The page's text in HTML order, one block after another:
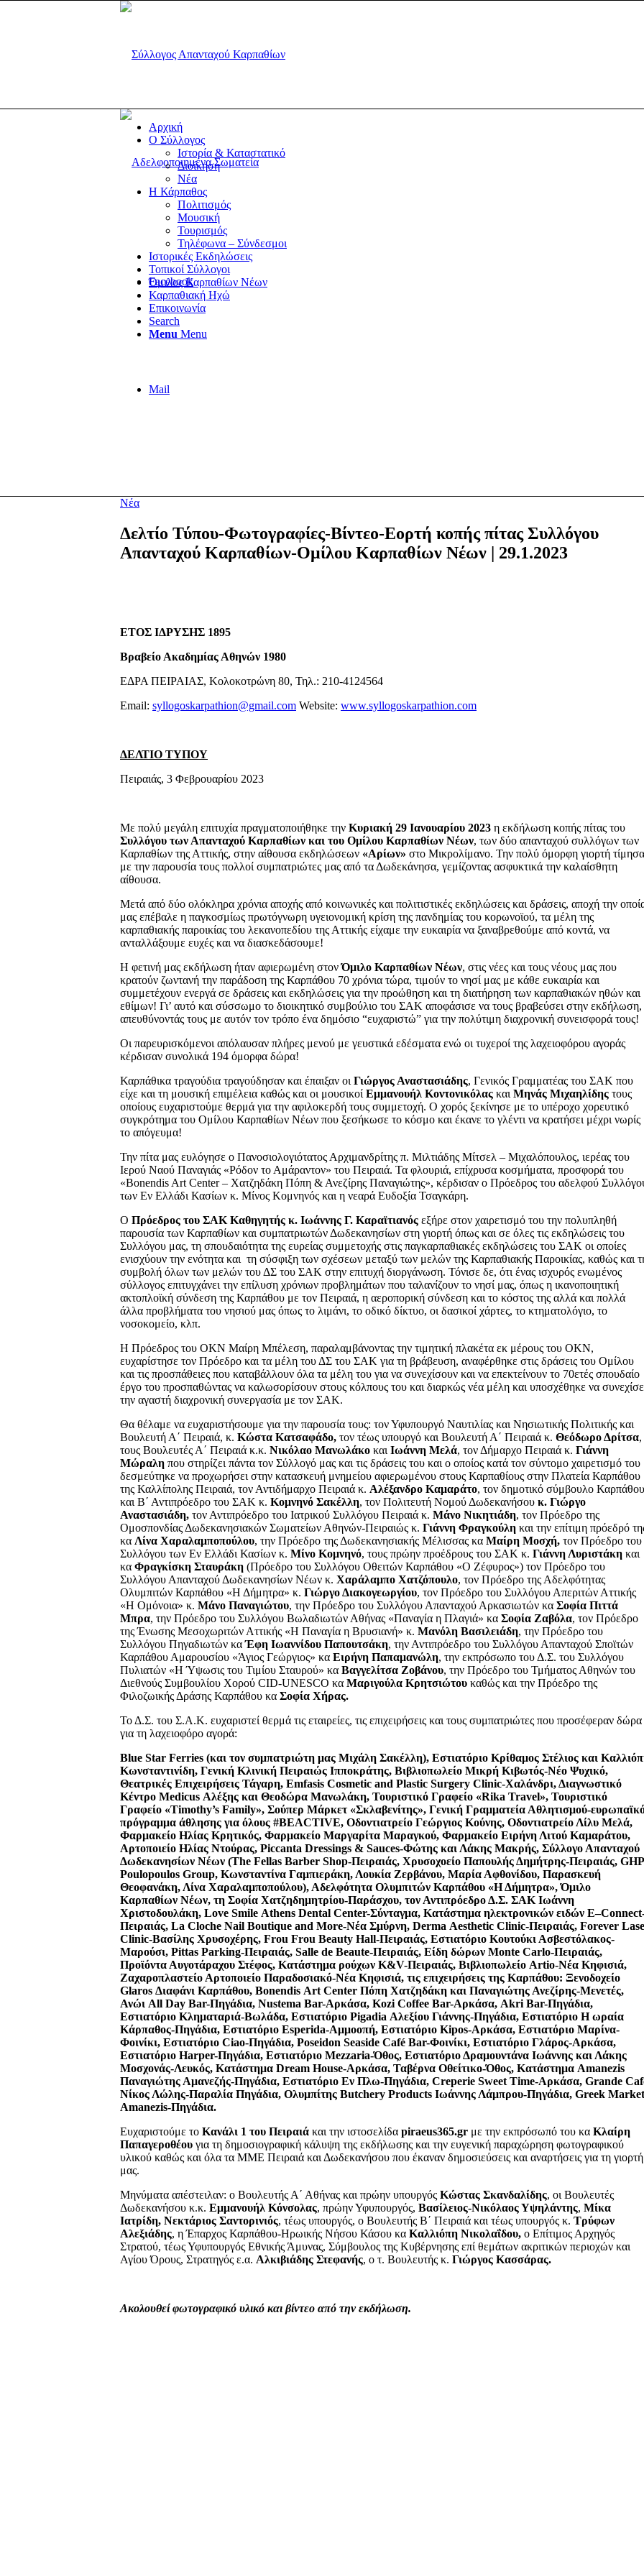
Facebook
Mail
Αρχική
Ο Σύλλογος
Ιστορία & Καταστατικό
Διοίκηση
Νέα
Η Κάρπαθος
Πολιτισμός
Μουσική
Τουρισμός
Τηλέφωνα – Σύνδεσμοι
Ιστορικές Εκδηλώσεις
Τοπικοί Σύλλογοι
Όμιλος Καρπαθίων Νέων
Καρπαθιακή Ηχώ
Επικοινωνία
Search
Menu Menu
Νέα
Δελτίο Τύπου-Φωτογραφίες-Βίντεο-Εορτή κοπής πίτας Συλλόγου
Απανταχού Καρπαθίων-Ομίλου Καρπαθίων Νέων | 29.1.2023
ΕΤΟΣ ΙΔΡΥΣΗΣ 1895
Βραβείο Ακαδημίας Αθηνών 1980
ΕΔΡΑ ΠΕΙΡΑΙΑΣ, Κολοκοτρώνη 80, Τηλ.: 210-4124564
Email: syllogoskarpathion@gmail.com Website: www.syllogoskarpathion.com
ΔΕΛΤΙΟ ΤΥΠΟΥ
Πειραιάς, 3 Φεβρουαρίου 2023
Με πολύ μεγάλη επιτυχία πραγματοποιήθηκε την Κυριακή 29 Ιανουαρίου 2023 η εκδήλωση κοπής πίτας του
Συλλόγου των Απανταχού Καρπαθίων και του Ομίλου Καρπαθίων Νέων, των δύο απανταχού συλλόγων των
Καρπαθίων της Αττικής, στην αίθουσα εκδηλώσεων «Αρίων» στο Μικρολίμανο. Την πολύ όμορφη γιορτή
με την παρουσία τους πολλοί συμπατριώτες μας από τα Δωδεκάνησα, γεμίζοντας ασφυκτικά την καλαίσθητη
αίθουσα.
Μετά από δύο ολόκληρα χρόνια αποχής από κοινωνικές και πολιτιστικές εκδηλώσεις και δράσεις, αποχή την
μας επέβαλε η παγκοσμίως πρωτόγνωρη υγειονομική κρίση της πανδημίας του κορωνοϊού, τα μέλη της
καρπαθιακής παροικίας του λεκανοπεδίου της Αττικής είχαμε την ευκαιρία να ξαναβρεθούμε από κοντά, να
ανταλλάξουμε ευχές και να διασκεδάσουμε!
Η φετινή μας εκδήλωση ήταν αφιερωμένη στονΌμιλο Καρπαθίων Νέων, στις νέες και τους νέους μας που
κρατούν ζωντανή την παράδοση της Καρπάθου 70 χρόνια τώρα, τιμούν το νησί μας με κάθε ευκαιρία και
συμμετέχουν ενεργά σε δράσεις και εκδηλώσεις για την προώθηση και τη διατήρηση των καρπαθιακών ηθών και
εθίμων! Γι’ αυτό και σύσσωμο το διοικητικό συμβούλιο του ΣΑΚ αποφάσισε να τους βραβεύσει στην εκδήλωση,
απευθύνοντάς τους με αυτόν τον τρόπο ένα δημόσιο “ευχαριστώ” για την πολύτιμη διαχρονική συνεισφορά τους!
Οι παρευρισκόμενοι απόλαυσαν πλήρες μενού με γευστικά εδέσματα ενώ οι τυχεροί της λαχειοφόρου αγοράς
κέρδισαν συνολικά 194 όμορφα δώρα!
Καρπάθικα τραγούδια τραγούδησαν και έπαιξαν οι Γιώργος Αναστασιάδης, Γενικός Γραμματέας του ΣΑΚ που
είχε και τη μουσική επιμέλεια καθώς και οι μουσικοί Εμμανουήλ Κοντονικόλας και Μηνάς Μιχαηλίδης τους
οποίους ευχαριστούμε θερμά για την αφιλοκερδή τους συμμετοχή. Ο χορός ξεκίνησε με το υπέροχο χορευτικό
συγκρότημα του Ομίλου Καρπαθίων Νέων που ξεσήκωσε το κόσμο και έκανε το γλέντι να κρατήσει μέχρι νωρίς
το απόγευμα!
Την πίτα μας ευλόγησε ο Πανοσιολογιότατος Αρχιμανδρίτης π. Μιλτιάδης Μίτσελ – Μιχαλόπουλος, ιερέας του
Ιερού Ναού Παναγιάς «Ρόδον το Αμάραντον» του Πειραιά. Τα φλουριά, επίχρυσα κοσμήματα, προσφορά του
«Bonendis Art Center – Χατζηδάκη Πόπη & Ανεζίρης Παναγιώτης», κέρδισαν ο Πρόεδρος του αδελφού
των Εν Ελλάδι Κασίων κ. Μίνος Κομνηνός και η νεαρά Ευδοξία Τσαγκάρη.
Ο Πρόεδρος του ΣΑΚ Καθηγητής κ. Ιωάννης Γ. Καραϊτιανός εξήρε στον χαιρετισμό του την πολυπληθή
παρουσία των Καρπαθίων και συμπατριωτών Δωδεκανησίων στη γιορτή όπως και σε όλες τις εκδηλώσεις του
Συλλόγου μας, τη σπουδαιότητα της ευρείας συμμετοχής στις παγκαρπαθιακές εκδηλώσεις του ΣΑΚ οι οποίες
ενισχύουν την ενότητα και τη σύσφιξη των σχέσεων μεταξύ των μελών της Καρπαθιακής Παροικίας, καθώς και
συμβολή όλων των μελών του ΔΣ του ΣΑΚ στην επιτυχή διοργάνωση. Τόνισε δε, ότι ένας ισχυρός ενωμένος
σύλλογος επιτυγχάνει την επίλυση χρόνιων προβλημάτων που ταλανίζουν το νησί μας, όπως η ικανοποιητική
ακτοπλοϊκή σύνδεση της Καρπάθου με τον Πειραιά, η αεροπορική σύνδεση και το κόστος της αλλά και πολλά
άλλα προβλήματα του νησιού μας όπως το λιμάνι, το οδικό δίκτυο, οι δασικοί χάρτες, το κτηματολόγιο, το
νοσοκομείο, κλπ.
Η Πρόεδρος του ΟΚΝ Μαίρη Μπέλεση, παραλαμβάνοντας την τιμητική πλακέτα εκ μέρους του ΟΚΝ,
ευχαρίστησε τον Πρόεδρο και τα μέλη του ΔΣ του ΣΑΚ για τη βράβευση, αναφέρθηκε στις δράσεις του Ομίλου
και τις προσπάθειες που καταβάλλουν όλα τα μέλη του για να συνεχίσουν και να επεκτείνουν το 70ετές σπουδαίο
έργο του προσπαθώντας να καλωσορίσουν στους κόλπους του και διαρκώς νέα μέλη και υποσχέθηκε να
την αγαστή διαχρονική συνεργασία με τον ΣΑΚ.
Θα θέλαμε να ευχαριστήσουμε για την παρουσία τους: τον Υφυπουργό Ναυτιλίας και Νησιωτικής Πολιτικής και
Βουλευτή Α΄ Πειραιά, κ. Κώστα Κατσαφάδο, τον τέως υπουργό και Βουλευτή Α΄ Πειραιά κ. Θεόδωρο Δρίτσα,
τους Βουλευτές Α΄ Πειραιά κ.κ. Νικόλαο Μανωλάκο και Ιωάννη Μελά, τον Δήμαρχο Πειραιά κ. Γιάννη
Μώραλη που στηρίζει πάντα τον Σύλλογό μας και τις δράσεις του και ο οποίος κατά τον σύντομο χαιρετισμό του
δεσμεύτηκε να προχωρήσει στην κατασκευή μνημείου αφιερωμένου στους Καρπαθίους στην Πλατεία Καρπάθου
της Καλλίπολης Πειραιά, τον Αντιδήμαρχο Πειραιά κ. Αλέξανδρο Καμαράτο, τον δημοτικό σύμβουλο Καρπάθου
και Β΄ Αντιπρόεδρο του ΣΑΚ κ. Κομνηνό Σακέλλη, τον Πολιτευτή Νομού Δωδεκανήσου κ. Γιώργο
Αναστασιάδη, τον Αντιπρόεδρο του Ιατρικού Συλλόγου Πειραιά κ. Μάνο Νικητιάδη, τον Πρόεδρο της
Ομοσπονδίας Δωδεκανησιακών Σωματείων Αθηνών-Πειραιώς κ. Γιάννη Φραγκούλη και την επίτιμη πρόεδρό
κα Λίνα Χαραλαμποπούλου, την Πρόεδρο της Δωδεκανησιακής Μέλισσας κα Μαίρη Μοσχή, τον Πρόεδρο του
Συλλόγου των Εν Ελλάδι Κασίων κ. Μίνο Κομνηνό, τους πρώην προέδρους του ΣΑΚ κ. Γιάννη Λυριστάκη και
κα Φραγκίσκη Σταυράκη (Πρόεδρο του Συλλόγου Οθειτών Καρπάθου «Ο Ζέφυρος») τον Πρόεδρο του
Συλλόγου Απανταχού Δωδεκανησίων Νέων κ. Χαράλαμπο Χατζόπουλο, τον Πρόεδρο της Αδελφότητας
Ολυμπιτών Καρπάθου «Η Δήμητρα» κ. Γιώργο Διακογεωργίου, τον Πρόεδρο του Συλλόγου Απεριτών Αττικής
«Η Ομόνοια» κ. Μάνο Παναγιώτου, την Πρόεδρο του Συλλόγου Απανταχού Αρκασιωτών κα Σοφία Πιττά
Μπρα, την Πρόεδρο του Συλλόγου Βωλαδιωτών Αθήνας «Παναγία η Πλαγιά» κα Σοφία Ζαβόλα, τον Πρόεδρο
της Ένωσης Μεσοχωριτών Αττικής «Η Παναγία η Βρυσιανή» κ. Μανόλη Βασιλειάδη, την Πρόεδρο του
Συλλόγου Πηγαδιωτών καΈφη Ιωαννίδου Παπουτσάκη, την Αντιπρόεδρο του Συλλόγου Απανταχού Σποϊτών
Καρπάθου Αμαρουσίου «Άγιος Γεώργιος» κα Ειρήνη Παπαμανώλη, την εκπρόσωπο του Δ.Σ. του Συλλόγου
Πυλιατών «Η Ύψωσις του Τιμίου Σταυρού» κα Βαγγελίτσα Ζοβάνου, την Πρόεδρο του Τμήματος Αθηνών του
Διεθνούς Συμβουλίου Χορού CID-UNESCO κα Μαριγούλα Κρητσιώτου καθώς και την Πρόεδρο της
Φιλοζωικής Δράσης Καρπάθου κα Σοφία Χήρας.
Το Δ.Σ. του Σ.Α.Κ. ευχαριστεί θερμά τις εταιρείες, τις επιχειρήσεις και τους συμπατριώτες που προσέφεραν δώρα
για τη λαχειοφόρο αγορά:
Blue Star Ferries (και τον συμπατριώτη μας Μιχάλη Σακέλλη), Εστιατόριο Κρίθαμος Στέλιος και
Κωνσταντινίδη, Γενική Κλινική Πειραιώς Ιπποκράτης, Βιβλιοπωλείο Μικρή Κιβωτός-Νέο Ψυχικό,
Θεατρικές Επιχειρήσεις Τάγαρη, Emfasis Cosmetic and Plastic Surgery Clinic-Χαλάνδρι, Διαγνωστικό
Κέντρο Medicus Αλέξης και Θεοδώρα Μανωλάκη, Τουριστικό Γραφείο «Rika Travel», Τουριστικό
Γραφείο «Timothy’s Family», Σούπερ Μάρκετ «Σκλαβενίτης», Γενική Γραμματεία Αθλητισμού-
πρόγραμμα άθλησης για όλους #BEACTIVE, Οδοντιατρείο Γεώργιος Κούνης, Οδοντιατρείο Λίλυ Μελά,
Φαρμακείο Ηλίας Κρητικός, Φαρμακείο Μαργαρίτα Μαραγκού, Φαρμακείο Ειρήνη Λιτού Καμαράτου,
Αρτοποιείο Ηλίας Ντούρας, Piccanta Dressings & Sauces-Φώτης και Λάκης Μακρής, Σύλλογο Απανταχού
Δωδεκανησίων Νέων (The Fellas Barber Shop-Πειραιάς, Χρυσοχοείο Παπουλής Δημήτρης-Πειραιάς, GHP
Poulopoulos Group, Κωνσταντίνα Γαμπιεράκη, Λουκία Ζερβάνου, Μαρία Αφθονίδου, Παρασκευή
Θεοφανάκη, Λίνα Χαραλαμποπούλου), Αδελφότητα Ολυμπιτών Καρπάθου «Η Δήμητρα», Όμιλο
Καρπαθίων Νέων, τη Σοφία Χατζηδημητρίου-Παράσχου, τον Αντιπρόεδρο Δ.Σ. ΣΑΚ Ιωάννη
Χριστοδουλάκη, Love Smile Athens Dental Center-Σύνταγμα, Κατάστημα ηλεκτρονικών ειδών E–Connect
Πειραιάς, La Cloche Nail Boutique and More-Νέα Σμύρνη, Derma Aesthetic Clinic-Πειραιάς, Forever
Clinic-Βασίλης Χρυσοχέρης, Frou Frou Beauty Hall-Πειραιάς, Εστιατόριο Κουτούκι Ασβεστόλακος-
Μαρούσι, Pittas Parking-Πειραιάς, Salle de Beaute-Πειραιάς, Είδη δώρων Monte Carlo-Πειραιάς,
Προϊόντα Αυγοτάραχου Στέφος, Κατάστημα ρούχων K&V-Πειραιάς, Βιβλιοπωλείο Artio-Νέα Κηφισιά,
Ζαχαροπλαστείο Αρτοποιείο Παραδοσιακό-Νέα Κηφισιά, τις επιχειρήσεις της Καρπάθου: Ξενοδοχείο
Glaros Διαφάνι Καρπάθου, Bonendis Art Center Πόπη Χατζηδάκη και Παναγιώτης Ανεζίρης-Μενετές,
Ανώι All Day Bar-Πηγάδια, Nustema Bar-Αρκάσα, Kozi Coffee Bar-Αρκάσα, Akri Bar-Πηγάδια,
Εστιατόριο Κληματαριά-Βωλάδα, Εστιατόριο Pigadia Αλεξίου Γιάννης-Πηγάδια, Εστιατόριο Η ωραία
Κάρπαθος-Πηγάδια, Εστιατόριο Esperida-Αμμοοπή, Εστιατόριο Kipos-Αρκάσα, Εστιατόριο Μαρίνα-
Φοινίκι, Εστιατόριο Ciao-Πηγάδια, Poseidon Seaside Café Bar-Φοινίκι, Εστιατόριο Γλάρος-Αρκάσα,
Εστιατόριο Harper-Πηγάδια, Εστιατόριο Mezzaria-Όθος, Εστιατόριο Δραμουντάνα Ιωάννης και Λάκης
Μοσχονάς-Λευκός, Κατάστημα Dream House-Αρκάσα, Ταβέρνα Οθείτικο-Όθος, Κατάστημα Amanezis
Παναγιώτης Αμανεζής-Πηγάδια, Εστιατόριο Εν Πλω-Πηγάδια, Creperie Sweet Time-Αρκάσα, Grande Caf
Νίκος Λώλης-Παραλία Πηγάδια, Ολυμπίτης Butchery Products Ιωάννης Λάμπρου-Πηγάδια, Greek Market
Amanezis-Πηγάδια.
Ευχαριστούμε το Κανάλι 1 του Πειραιά και την ιστοσελίδα piraeus365.gr με την εκπρόσωπό του κα Κλαίρη
Παπαγεροθέου για τη δημοσιογραφική κάλυψη της εκδήλωσης και την ευγενική παραχώρηση φωτογραφικού
υλικού καθώς και όλα τα ΜΜΕ Πειραιά και Δωδεκανήσου που έκαναν δημοσιεύσεις και αναρτήσεις για τη γιορτή
μας.
Μηνύματα απέστειλαν: ο Βουλευτής Α΄ Αθήνας και πρώην υπουργός Κώστας Σκανδαλίδης, οι Βουλευτές
Δωδεκανήσου κ.κ. Εμμανουήλ Κόνσολας, πρώην Υφυπουργός, Βασίλειος-Νικόλαος Υψηλάντης, Μίκα
Ιατρίδη, Νεκτάριος Σαντορινιός, τέως υπουργός, ο Βουλευτής Β΄ Πειραιά και τέως υπουργός κ. Τρύφων
Αλεξιάδης, η Έπαρχος Καρπάθου-Ηρωικής Νήσου Κάσου κα Καλλιόπη Νικολαΐδου, ο Επίτιμος Αρχηγός
Στρατού, τέως Υφυπουργός Εθνικής Άμυνας, Σύμβουλος της Κυβέρνησης επί θεμάτων ακριτικών περιοχών και
Αγίου Όρους, Στρατηγός ε.α. Αλκιβιάδης Στεφανής, ο τ. Βουλευτής κ. Γιώργος Κασσάρας.
Ακολουθεί φωτογραφικό υλικό και βίντεο από την εκδήλωση.